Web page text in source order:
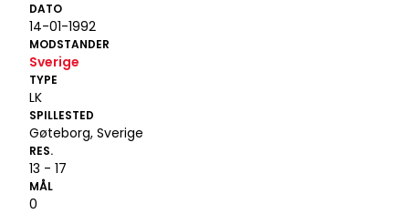
DATO
14-01-1992
MODSTANDER
Sverige
TYPE
LK
SPILLESTED
Gøteborg, Sverige
RES.
13 - 17
MÅL
0